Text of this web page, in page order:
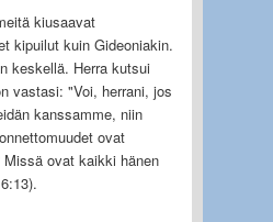
kiusaavat
kipuilut kuin Gideoniakin.
keskellä. Herra kutsui
vastasi: "Voi, herrani, jos
kanssamme, niin
ovat
ovat kaikki hänen